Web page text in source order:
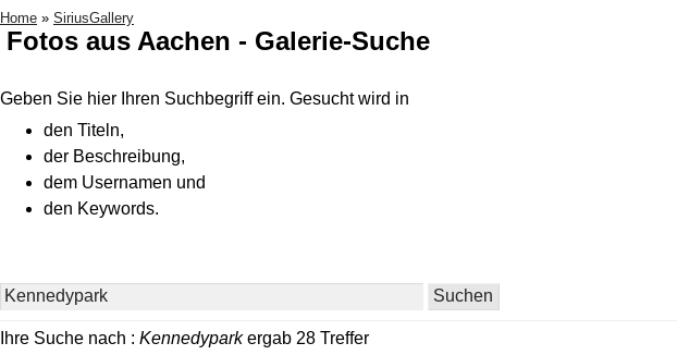
Home » SiriusGallery
Fotos aus Aachen - Galerie-Suche
Geben Sie hier Ihren Suchbegriff ein. Gesucht wird in
den Titeln,
der Beschreibung,
dem Usernamen und
den Keywords.
Ihre Suche nach : Kennedyparkergab 28 Treffer